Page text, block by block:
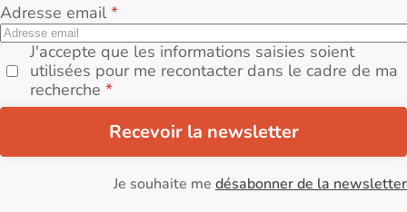
Adresse email
J'accepte que les informations saisies soient
utilisées pour me recontacter dans le cadre de ma
recherche
Recevoir la newsletter
Je souhaite me désabonner de la newsletter